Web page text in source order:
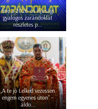
Íme a 2026-os ifjúsági
gyalogos zarándoklat
részletes p...
„A te jó Lelked vezessen
engem egyenes úton” –
áldo...